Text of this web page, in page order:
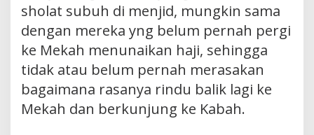
sholat subuh di menjid, mungkin sama
dengan mereka yng belum pernah pergi
ke Mekah menunaikan haji, sehingga
tidak atau belum pernah merasakan
bagaimana rasanya rindu balik lagi ke
Mekah dan berkunjung ke Kabah.